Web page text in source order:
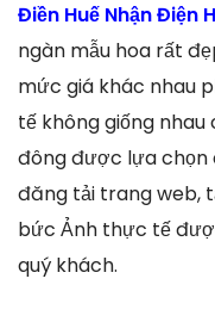
Điền Huế Nhận Điện
ngàn mẫu hoa rất
mức giá khác nhau
tế không giống nhau
đông được lựa chọn
đăng tải trang web,
bức Ảnh thực tế
quý khách.